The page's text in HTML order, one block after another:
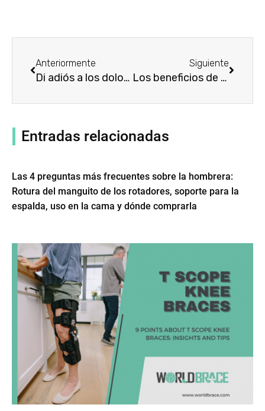
Anteriormente
Di adiós a los dolores de hombro con el aparato ortopédico Omotrain
Siguiente
Los beneficios de usar un aparato ortopédico de compresión para el hombro: una guía completa
Entradas relacionadas
Las 4 preguntas más frecuentes sobre la hombrera:
Rotura del manguito de los rotadores, soporte para la
espalda, uso en la cama y dónde comprarla